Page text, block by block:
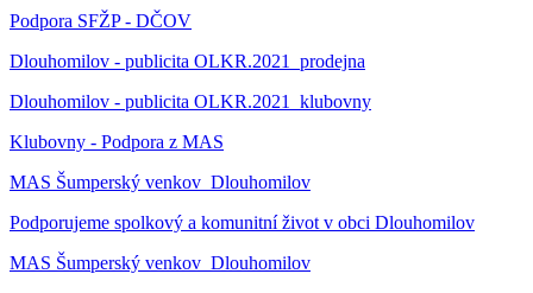
Podpora SFŽP - DČOV
Dlouhomilov - publicita OLKR.2021_prodejna
Dlouhomilov - publicita OLKR.2021_klubovny
Klubovny - Podpora z MAS
MAS Šumperský venkov_Dlouhomilov
Podporujeme spolkový a komunitní život v obci Dlouhomilov
MAS Šumperský venkov_Dlouhomilov